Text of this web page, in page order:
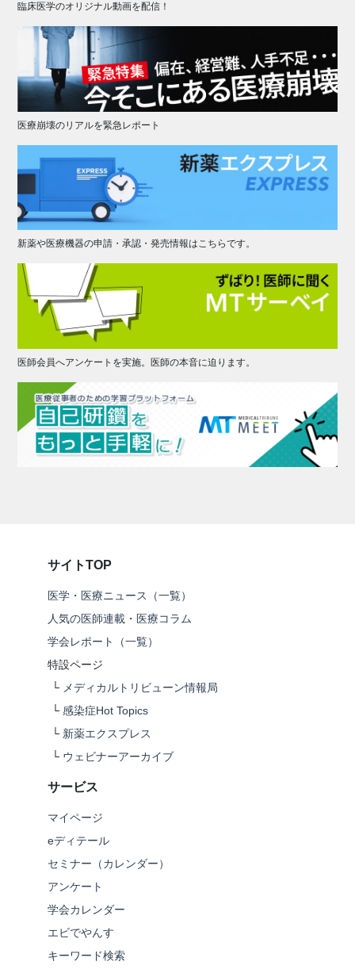
臨床医学のオリジナル動画を配信！
医療崩壊のリアルを緊急レポート
新薬や医療機器の申請・承認・発売情報はこちらです。
医師会員へアンケートを実施。医師の本音に迫ります。
サイトTOP
医学・医療ニュース（一覧）
人気の医師連載・医療コラム
学会レポート（一覧）
特設ページ
└ メディカルトリビューン情報局
└ 感染症Hot Topics
└ 新薬エクスプレス
└ ウェビナーアーカイブ
サービス
マイページ
eディテール
セミナー（カレンダー）
アンケート
学会カレンダー
エビでやんす
キーワード検索